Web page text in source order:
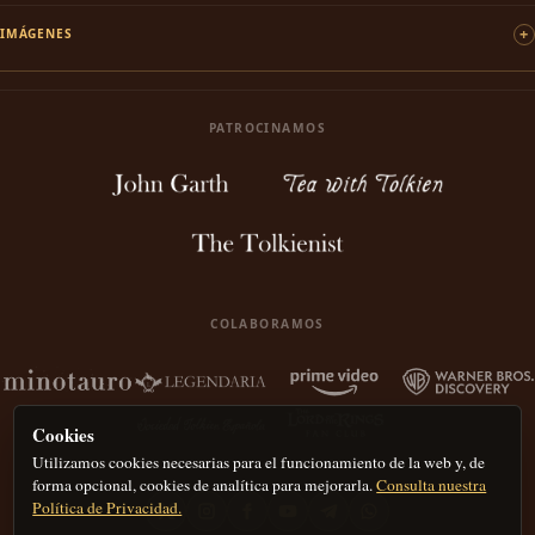
IMÁGENES
PATROCINAMOS
COLABORAMOS
Cookies
Utilizamos cookies necesarias para el funcionamiento de la web y, de
forma opcional, cookies de analítica para mejorarla.Consulta nuestra
Política de Privacidad.